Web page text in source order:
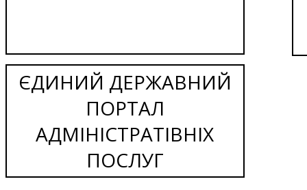
ЄДИНИЙ ДЕРЖАВНИЙ
ПОРТАЛ
АДМІНІСТРАТІВНІХ
ПОСЛУГ